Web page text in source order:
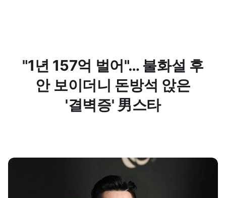
"1년 157억 벌어"… 불화설 후
안 보이더니 돈방석 앉은
'결벽증' 男스타